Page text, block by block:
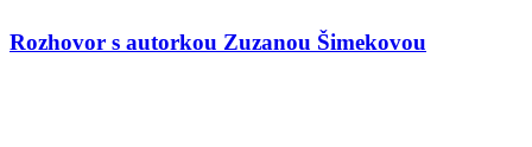
Rozhovor s autorkou Zuzanou Šimekovou